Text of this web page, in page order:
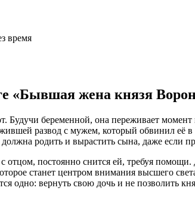
время
«Бывшая жена князя
Будучи беременной, она переживает
развод с мужем, который обвинил её в
родить и вырастить сына, даже если
постоянно снится ей, требуя
станет центром внимания высшего
вернуть свою дочь и не позволить